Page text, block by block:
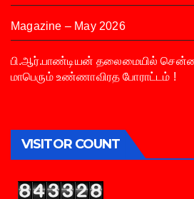
Magazine – May 2026
பி.ஆர்.பாண்டியன் தலைமையில்
மாபெரும் உண்ணாவிரத போராட்டம் !
VISITOR COUNT